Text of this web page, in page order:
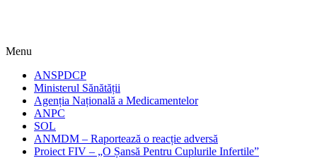
Menu
ANSPDCP
Ministerul Sănătății
Agenția Națională a Medicamentelor
ANPC
SOL
ANMDM – Raportează o reacție adversă
Proiect FIV – „O Șansă Pentru Cuplurile Infertile”